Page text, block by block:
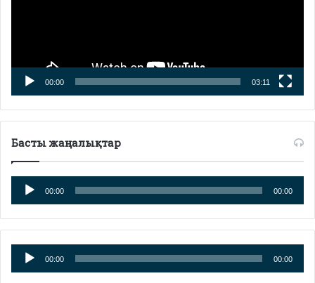
00:00 03:11
Басты жаңалықтар
Аудио
плейер
00:00 00:00
Аудио
плейер
00:00 00:00